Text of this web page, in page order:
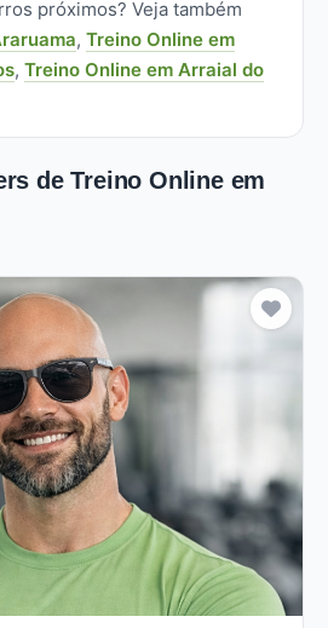
próximos? Veja também
, Treino Online em
, Treino Online em Arraial do
de Treino Online em